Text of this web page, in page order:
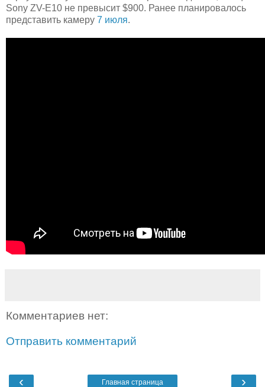
Sony ZV-E10 не превысит $900. Ранее планировалось
представить камеру 7 июля.
Комментариев нет:
Отправить комментарий
‹ ›
Главная страница